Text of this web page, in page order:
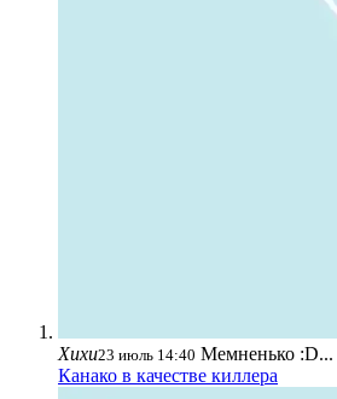
Хихи23 июль 14:40 Мемненько :D...
Канако в качестве киллера